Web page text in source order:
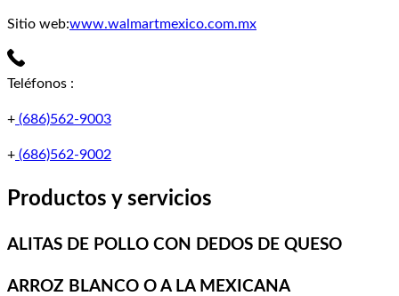
Sitio web:www.walmartmexico.com.mx
Teléfonos :
+ (686)562-9003
+ (686)562-9002
Productos y servicios
ALITAS DE POLLO CON DEDOS DE QUESO
ARROZ BLANCO O A LA MEXICANA